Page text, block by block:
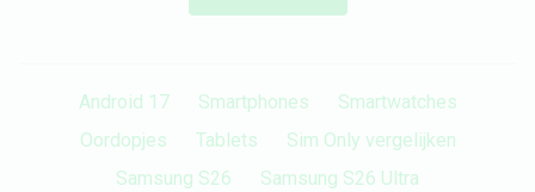
Android 17 Smartphones
Smartwatches
Oordopjes
Tablets
Sim Only vergelijken
Samsung S26
Samsung S26 Ultra